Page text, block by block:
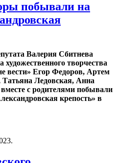
побывали на
Валерия Сбитнева
творчества
вести» Егор Федоров, Артем
Ледовская, Анна
с родителями побывали
крепость» в
.